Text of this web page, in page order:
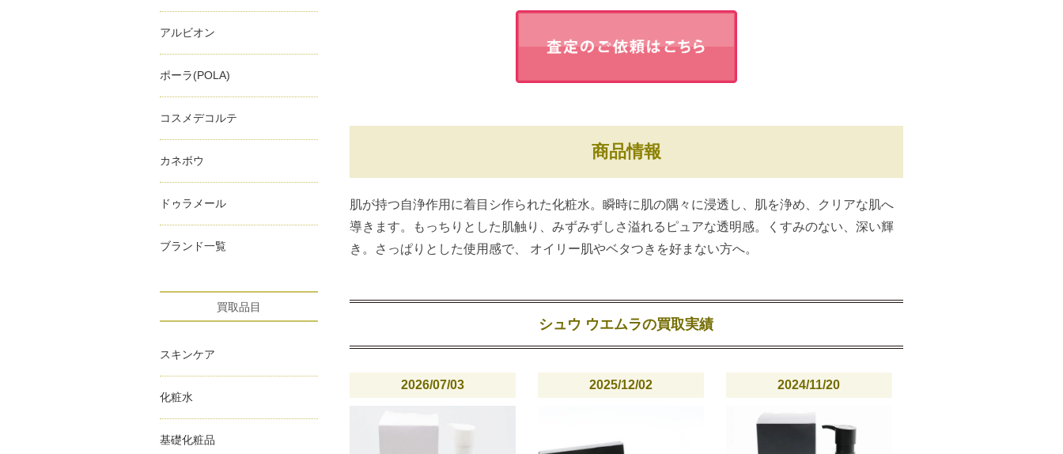
商品情報
肌が持つ自浄作用に着目シ作られた化粧水。瞬時に肌の隅々に浸透し、肌を浄め、クリアな肌へ
導きます。もっちりとした肌触り、みずみずしさ溢れるピュアな透明感。くすみのない、深い輝
き。さっぱりとした使用感で、 オイリー肌やベタつきを好まない方へ。
シュウ ウエムラの買取実績
2026/07/03 2025/12/02 2024/11/20
アルビオン
ポーラ(POLA)
コスメデコルテ
カネボウ
ドゥラメール
ブランド一覧
買取品目
スキンケア
化粧水
基礎化粧品